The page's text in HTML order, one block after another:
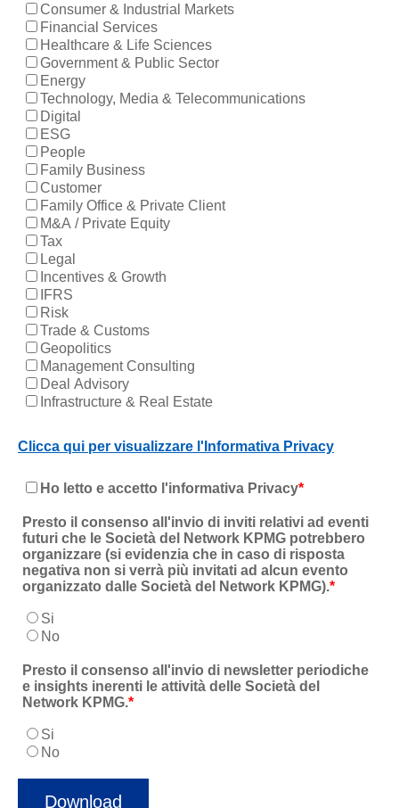
Consumer & Industrial Markets
Financial Services
Healthcare & Life Sciences
Government & Public Sector
Energy
Technology, Media & Telecommunications
Digital
ESG
People
Family Business
Customer
Family Office & Private Client
M&A / Private Equity
Tax
Legal
Incentives & Growth
IFRS
Risk
Trade & Customs
Geopolitics
Management Consulting
Deal Advisory
Infrastructure & Real Estate
Clicca qui per visualizzare l'Informativa Privacy
Ho letto e accetto l'informativa Privacy*
Presto il consenso all'invio di inviti relativi ad eventi
futuri che le Società del Network KPMG potrebbero
organizzare (si evidenzia che in caso di risposta
negativa non si verrà più invitati ad alcun evento
organizzato dalle Società del Network KPMG).*
Si
No
Presto il consenso all'invio di newsletter periodiche
e insights inerenti le attività delle Società del
Network KPMG.*
Si
No